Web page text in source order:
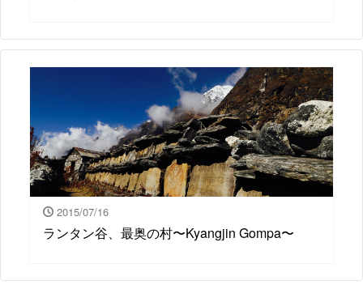
2015/07/16
ランタン谷、最奥の村〜Kyangjin Gompa〜